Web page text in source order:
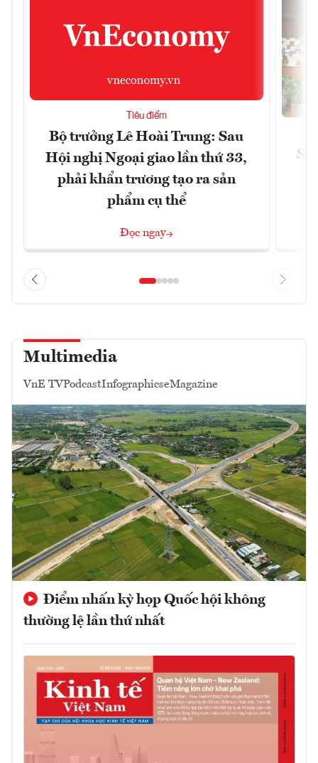
Tiêu điểm
Bộ trưởng Lê Hoài Trung: Sau
Hội nghị Ngoại giao lần thứ 33,
phải khẩn trương tạo ra sản
phẩm cụ thể
Đọc ngay
Multimedia
VnE TVPodcastInfographicseMagazine
Điểm nhấn kỳ họp Quốc hội không
thường lệ lần thứ nhất